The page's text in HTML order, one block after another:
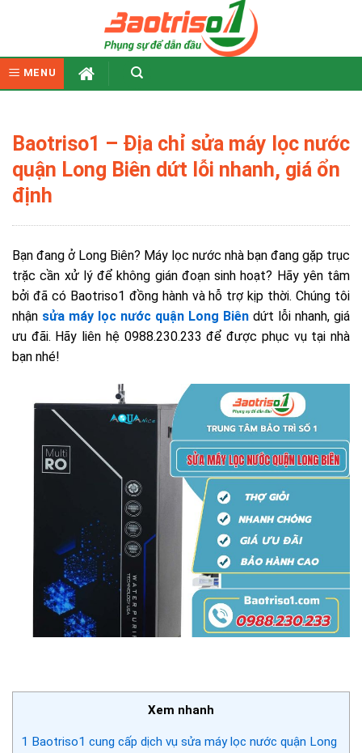
MENU
Baotriso1 – Địa chỉ sửa máy lọc nước
quận Long Biên dứt lỗi nhanh, giá ổn
định
Bạn đang ở Long Biên? Máy lọc nước nhà bạn đang gặp trục
trặc cần xử lý để không gián đoạn sinh hoạt? Hãy yên tâm
bởi đã có Baotriso1 đồng hành và hỗ trợ kịp thời. Chúng tôi
nhận sửa máy lọc nước quận Long Biên dứt lỗi nhanh, giá
ưu đãi. Hãy liên hệ 0988.230.233 để được phục vụ tại nhà
bạn nhé!
Xem nhanh
1 Baotriso1 cung cấp dịch vụ sửa máy lọc nước quận Long